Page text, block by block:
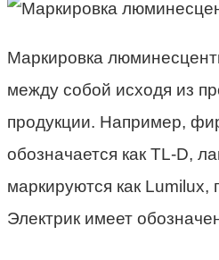
Маркировка
между собой исходя из
продукции. Например,
обозначается как TL-D,
маркируются как
Электрик имеет